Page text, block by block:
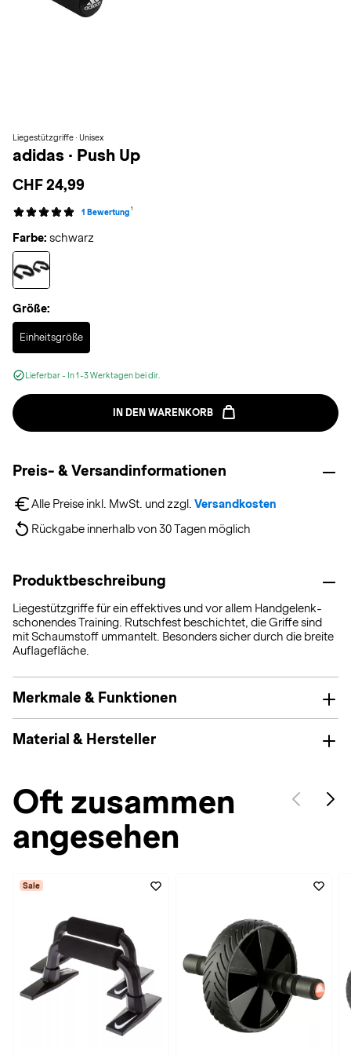
Liegestützgriffe · Unisex
adidas · Push Up
CHF 24,99
1 Bewertung 1
Farbe: schwarz
Größe:
Einheitsgröße
Selected
Lieferbar - In 1-3 Werktagen bei dir.
IN DEN WARENKORB
Preis- & Versandinformationen
Alle Preise inkl. MwSt. und zzgl. Versandkosten
Rückgabe innerhalb von 30 Tagen möglich
Produktbeschreibung
Liegestützgriffe für ein effektives und vor allem Handgelenk-
schonendes Training. Rutschfest beschichtet, die Griffe sind
mit Schaumstoff ummantelt. Besonders sicher durch die breite
Auflagefläche.
Merkmale & Funktionen
Material & Hersteller
Oft zusammen
angesehen
Sale